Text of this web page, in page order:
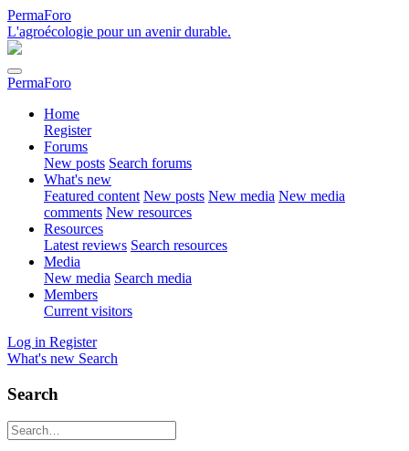
PermaForo
L'agroécologie pour un avenir durable.
PermaForo
Home
Register
Forums
New posts Search forums
What's new
Featured content New posts New media New media
comments New resources
Resources
Latest reviews Search resources
Media
New media Search media
Members
Current visitors
Log in Register
What's new Search
Search